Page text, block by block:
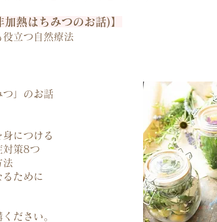
熱はちみつのお話)】
立つ自然療法
つ」のお話
につける
対策8つ
法
ために
ださい。